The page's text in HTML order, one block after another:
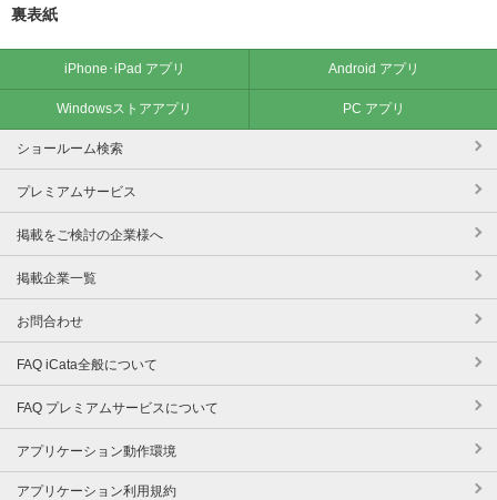
裏表紙
iPhone･iPad アプリ Android アプリ
Windowsストアアプリ PC アプリ
ショールーム検索
プレミアムサービス
掲載をご検討の企業様へ
掲載企業一覧
お問合わせ
FAQ iCata全般について
FAQ プレミアムサービスについて
アプリケーション動作環境
アプリケーション利用規約